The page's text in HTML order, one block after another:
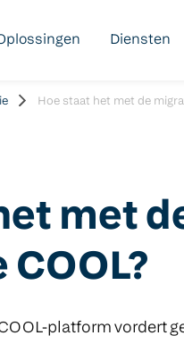
Diensten
Hoe staat het met de
met
platform vordert